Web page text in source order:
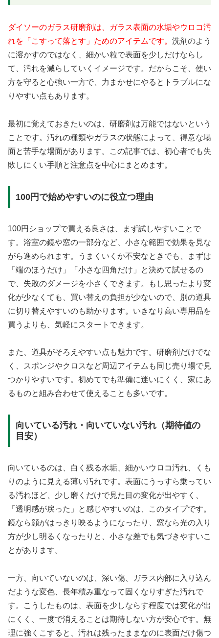
ダイソーのガラス研磨剤は、ガラス表面の水垢やウロコ汚
れを「こすって落とす」ためのアイテムです。 洗剤のよう
に溶かすのではなく、細かい粒で表面を少しだけならし
て、汚れを減らしていくイメージです。だからこそ、使い
方を守ると心強い一方で、力まかせにやるとトラブルにな
りやすい点もあります。
最初に覚えておきたいのは、研磨剤は万能ではないという
ことです。汚れの種類やガラスの状態によって、得意な場
面と苦手な場面があります。この記事では、初心者でも失
敗しにくい手順と注意点を中心にまとめます。
100円で始めやすいのに役立つ理由
100円ショップで買える良さは、まず試しやすいことで
す。浴室の鏡や窓の一部分など、小さな範囲で効果を見な
がら進められます。うまくいくか不安なときでも、まずは
「端のほうだけ」「小さな四角だけ」と決めて試せるの
で、失敗のダメージを小さくできます。もし思ったより変
化が少なくても、買い替えの負担が少ないので、別の道具
に切り替えやすいのも助かります。いきなり高い専用品を
買うよりも、気軽にスタートできます。
また、道具がそろえやすい点も魅力です。研磨剤だけでな
く、スポンジやクロスなど周辺アイテムも同じ売り場で見
つかりやすいです。初めてでも準備に迷いにくく、家にあ
るものと組み合わせて使えることも多いです。
向いている汚れ・向いていない汚れ（期待値の
目安）
向いているのは、白く残る水垢、細かいウロコ汚れ、くも
りのように見える薄い汚れです。表面にうっすら乗ってい
る汚れほど、少し磨くだけで見た目の変化が出やすく、
「透明感が戻った」と感じやすいのは、このタイプです。
鏡なら顔がはっきり映るようになったり、窓なら光の入り
方が少し明るくなったりと、小さな差でも気づきやすいこ
とがあります。
一方、向いていないのは、深い傷、ガラス内部に入り込ん
だような変色、長年積み重なって固くなりすぎた汚れで
す。こうしたものは、表面を少しならす程度では変化が出
にくく、一度で消えることは期待しない方が安心です。無
理に強くこすると、汚れは残ったままなのに表面だけ傷つ